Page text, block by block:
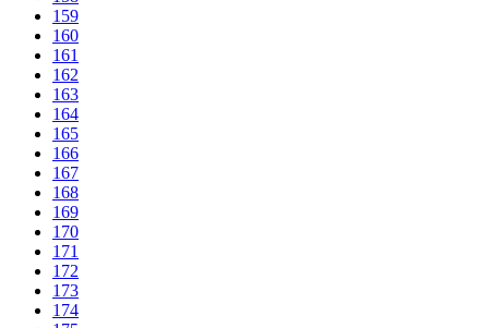
159
160
161
162
163
164
165
166
167
168
169
170
171
172
173
174